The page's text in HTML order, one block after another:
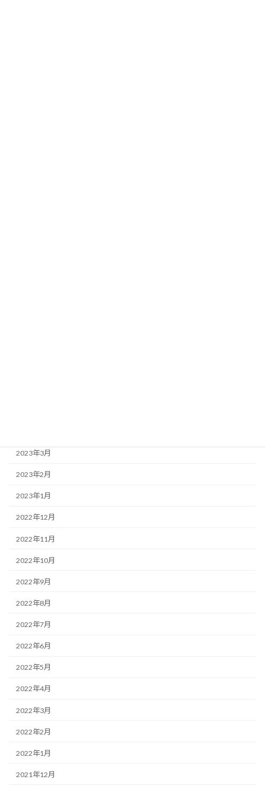
2023年3月
2023年2月
2023年1月
2022年12月
2022年11月
2022年10月
2022年9月
2022年8月
2022年7月
2022年6月
2022年5月
2022年4月
2022年3月
2022年2月
2022年1月
2021年12月